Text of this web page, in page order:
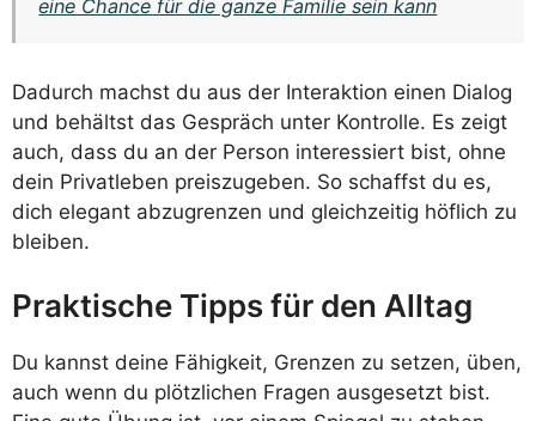
eine Chance für die ganze Familie sein kann
Dadurch machst du aus der Interaktion einen Dialog
und behältst das Gespräch unter Kontrolle. Es zeigt
auch, dass du an der Person interessiert bist, ohne
dein Privatleben preiszugeben. So schaffst du es,
dich elegant abzugrenzen und gleichzeitig höflich zu
bleiben.
Praktische Tipps für den Alltag
Du kannst deine Fähigkeit, Grenzen zu setzen, üben,
auch wenn du plötzlichen Fragen ausgesetzt bist.